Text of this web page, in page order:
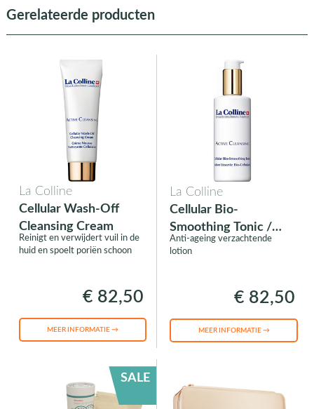
Gerelateerde producten
La Colline
Cellular Wash-Off
Cleansing Cream
Reinigt en verwijdert vuil in de
huid en spoelt poriën schoon
€ 82,50
MEER INFORMATIE →
La Colline
Cellular Bio-
Smoothing Tonic /
Lotion
Anti-ageing verzachtende
lotion
€ 82,50
MEER INFORMATIE →
SALE